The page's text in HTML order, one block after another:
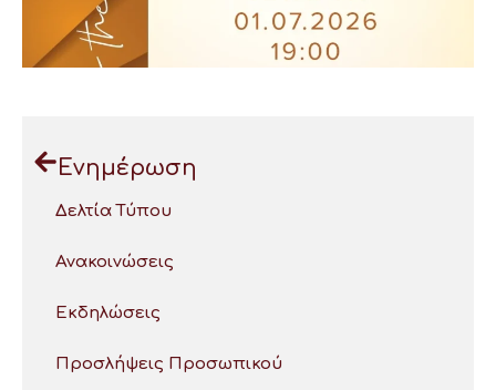
Ενημέρωση
Δελτία Τύπου
Ανακοινώσεις
Εκδηλώσεις
Προσλήψεις Προσωπικού